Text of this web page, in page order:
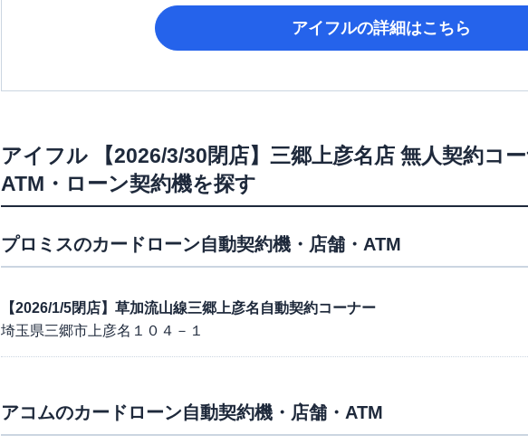
アイフルの詳細はこちら
アイフル 【2026/3/30閉店】三郷上彦名店 無人契約コ
ATM・ローン契約機を探す
プロミスのカードローン自動契約機・店舗・ATM
【2026/1/5閉店】草加流山線三郷上彦名自動契約コーナー
埼玉県三郷市上彦名１０４－１
アコムのカードローン自動契約機・店舗・ATM